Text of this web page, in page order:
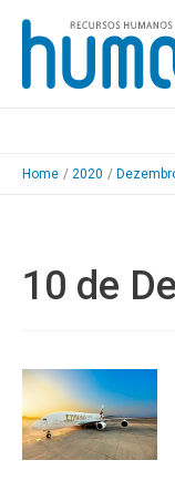
Skip
content
Home 2020
10 de